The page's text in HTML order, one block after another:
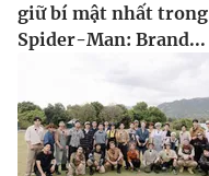
giữ bí mật nhất trong
Spider-Man: Brand...